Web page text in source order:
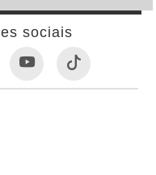
sociais